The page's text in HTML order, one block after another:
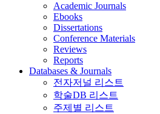
Academic Journals
Ebooks
Dissertations
Conference Materials
Reviews
Reports
Databases & Journals
전자저널 리스트
학술DB 리스트
주제별 리스트